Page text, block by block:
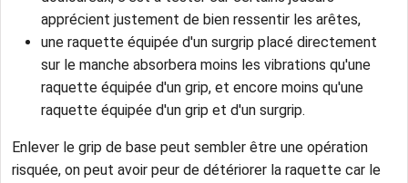
apprécient justement de bien ressentir les arêtes,
une raquette équipée d'un surgrip placé directement
sur le manche absorbera moins les vibrations qu'une
raquette équipée d'un grip, et encore moins qu'une
raquette équipée d'un grip et d'un surgrip.
Enlever le grip de base peut sembler être une opération
risquée, on peut avoir peur de détériorer la raquette car le